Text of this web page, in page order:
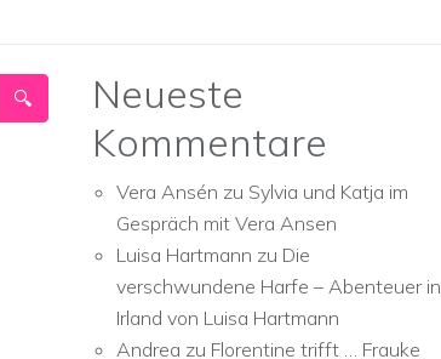
Neueste
Kommentare
Vera Ansén zu Sylvia und Katja im
Gespräch mit Vera Ansen
Luisa Hartmann zu Die
verschwundene Harfe – Abenteuer in
Irland von Luisa Hartmann
Andrea zu Florentine trifft … Frauke